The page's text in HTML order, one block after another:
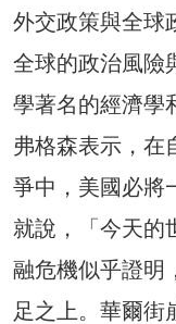
外交政策與全球
全球的政治風險
學著名的經濟學
弗格森表示，在
爭中，美國必將
就說，「今天的
融危機似乎證明
足之上。華爾街